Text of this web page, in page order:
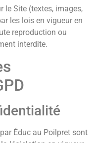
le Site (textes, images,
les lois en vigueur en
reproduction ou
interdite.
Éduc au Poilpret sont